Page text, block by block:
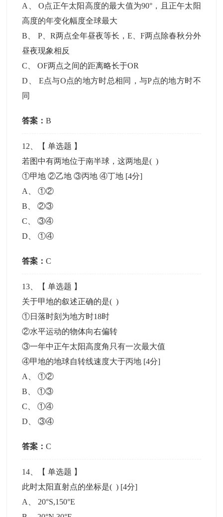
A
、O点正午太阳高度的最大值为90°，且正午太阳
高度的年变化幅度全球最大
B
P、R两点全年昼夜等长，E、F两点除春秋分外
昼夜现象相反
C 、OF两点之间的距离略长于OR
D
E点与O点的地方时总相同，与P点的地方时不
同
答案：B
12 、【单选题 】
若图中有两地位于南半球，这两地是( )
①甲地 ②乙地 ③丙地 ④丁地 [4分]
A
、①②
B 、②③
C 、③④
D 、①④
答案：C
13 、【单选题 】
关于甲地的叙述正确的是( )
①日落时刻为地方时18时
②水平运动的物体向右偏转
③一年中正午太阳高度角只有一次最大值
④甲地的地球自转线速度大于丙地 [4分]
A
、①②
B 、①③
C 、①④
D 、③④
答案：C
14 、【单选题 】
此时太阳直射点的坐标是( ) [4分]
A
20°S,150°E